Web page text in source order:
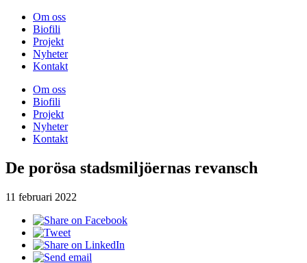
Om oss
Biofili
Projekt
Nyheter
Kontakt
Om oss
Biofili
Projekt
Nyheter
Kontakt
De porösa stadsmiljöernas revansch
11 februari 2022